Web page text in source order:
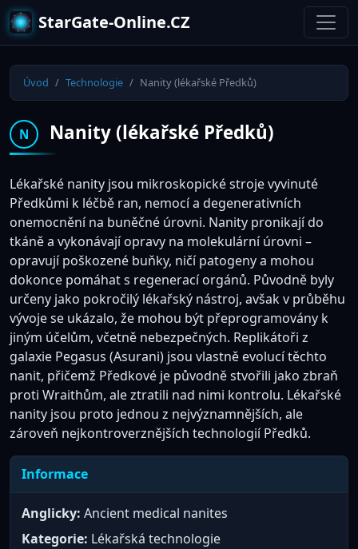
StarGate-Online.CZ
Úvod Technologie Nanity (lékařské Předků)
N Nanity (lékařské Předků)
Lékařské nanity jsou mikroskopické stroje vyvinuté
Předkůmi k léčbě ran, nemocí a degenerativních
onemocnění na buněčné úrovni. Nanity pronikají do
tkáně a vykonávají opravy na molekulární úrovni –
opravují poškozené buňky, ničí patogeny a mohou
dokonce pomáhat s regenerací orgánů. Původně byly
určeny jako pokročilý lékařský nástroj, avšak v průběhu
vývoje se ukázalo, že mohou být přeprogramovány k
jiným účelům, včetně nebezpečných. Replikátoři z
galaxie Pegasus (Asurani) jsou vlastně evolucí těchto
nanit, přičemž Předkové je původně stvořili jako zbraň
proti Wraithům, ale ztratili nad nimi kontrolu. Lékařské
nanity jsou proto jednou z nejvýznamnějších, ale
zároveň nejkontroverznějších technologií Předků.
Informace
Anglicky: Ancient medical nanites
Kategorie: Lékařská technologie